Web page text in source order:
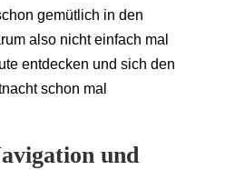
gemütlich in den
also nicht einfach mal
entdecken und sich den
schon mal
und